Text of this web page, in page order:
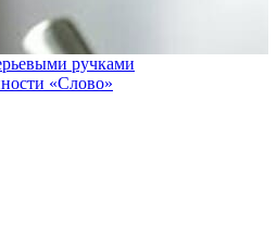
ручками
«Слово»